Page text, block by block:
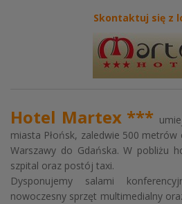
Skontaktuj się z
Hotel Martex ***
miasta Płońsk, zaledwie 500
Warszawy do Gdańska. W pobliżu
szpital oraz postój taxi.
Dysponujemy salami
nowoczesny sprzęt multimedialny